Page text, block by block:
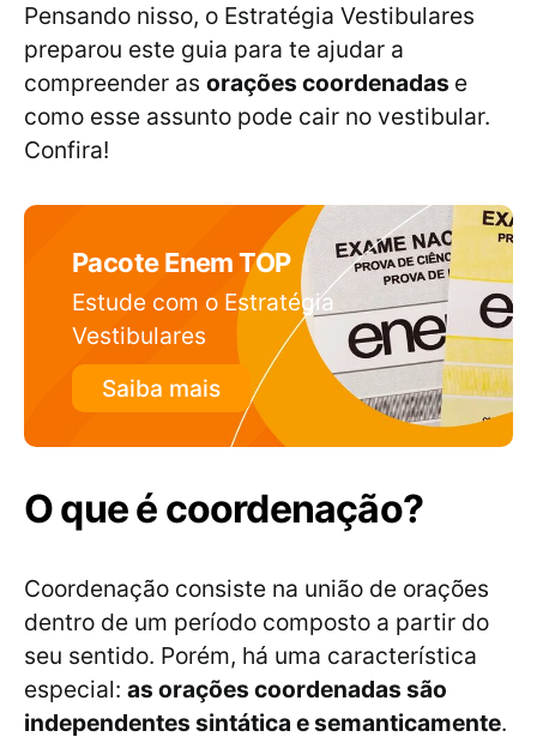
Pensando nisso, o Estratégia Vestibulares
preparou este guia para te ajudar a
compreender as orações coordenadas e
como esse assunto pode cair no vestibular.
Confira!
Pacote Enem TOP
Estude com o Estratégia
Vestibulares
Saiba mais
O que é coordenação?
Coordenação consiste na união de orações
dentro de um período composto a partir do
seu sentido. Porém, há uma característica
especial: as orações coordenadas são
independentes sintática e semanticamente.